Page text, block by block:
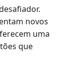
novos
uma
que